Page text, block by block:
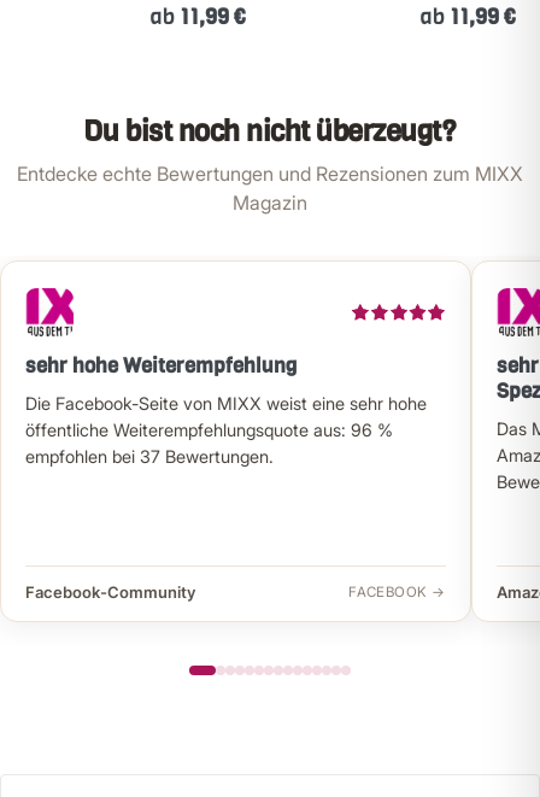
ab 11,99 € ab 11,99 €
Du bist noch nicht überzeugt?
Entdecke echte Bewertungen und Rezensionen zum MIXX
Magazin
sehr hohe Weiterempfehlung
Die Facebook-Seite von MIXX weist eine sehr hohe
öffentliche Weiterempfehlungsquote aus: 96 %
empfohlen bei 37 Bewertungen.
Facebook-Community FACEBOOK →
Das